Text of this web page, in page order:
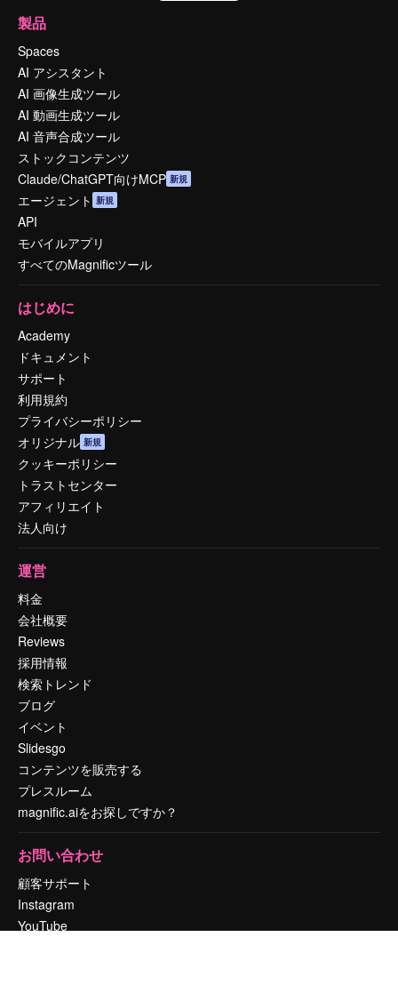
製品
Spaces
AI アシスタント
AI 画像生成ツール
AI 動画生成ツール
AI 音声合成ツール
ストックコンテンツ
Claude/ChatGPT向けMCP 新規
エージェント 新規
API
モバイルアプリ
すべてのMagnificツール
はじめに
Academy
ドキュメント
サポート
利用規約
プライバシーポリシー
オリジナル 新規
クッキーポリシー
トラストセンター
アフィリエイト
法人向け
運営
料金
会社概要
Reviews
採用情報
検索トレンド
ブログ
イベント
Slidesgo
コンテンツを販売する
プレスルーム
magnific.aiをお探しですか？
お問い合わせ
顧客サポート
Instagram
YouTube